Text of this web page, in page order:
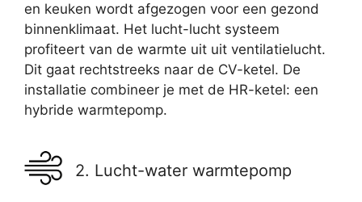
en keuken wordt afgezogen voor een gezond
binnenklimaat. Het lucht-lucht systeem
profiteert van de warmte uit uit ventilatielucht.
Dit gaat rechtstreeks naar de CV-ketel. De
installatie combineer je met de HR-ketel: een
hybride warmtepomp.
2. Lucht-water warmtepomp